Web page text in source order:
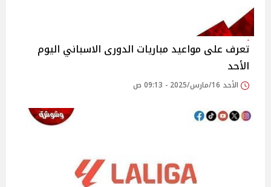
تعرف على مواعيد مباريات الدورى الاسباني اليوم
الأحد
الأحد 16/مارس/2025 - 09:13 ص